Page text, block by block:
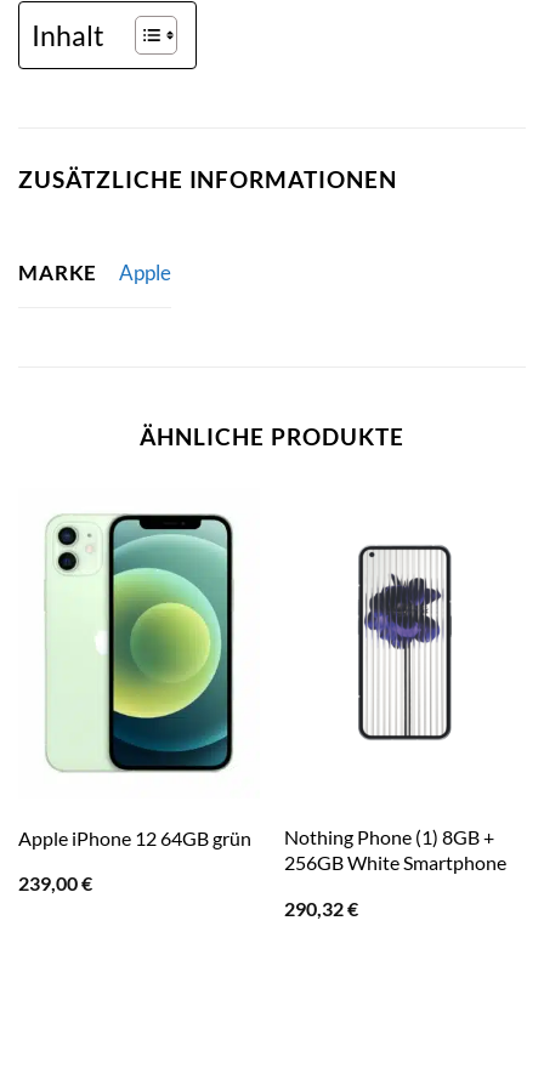
Inhalt
ZUSÄTZLICHE INFORMATIONEN
MARKE Apple
ÄHNLICHE PRODUKTE
Apple iPhone 12 64GB grün
239,00€
Nothing Phone (1) 8GB +
256GB White Smartphone
290,32€